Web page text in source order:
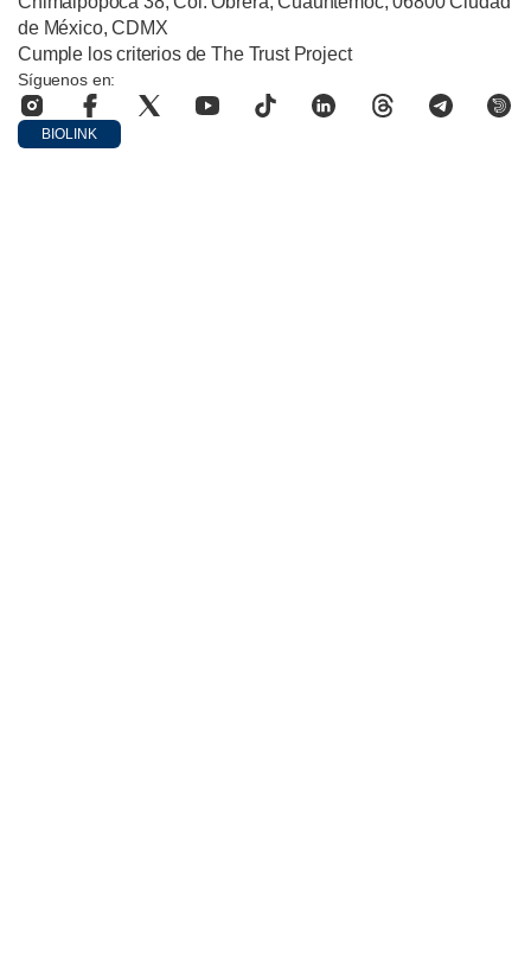
de México, CDMX
Cumple los criterios de The Trust Project
Síguenos en:
BIOLINK